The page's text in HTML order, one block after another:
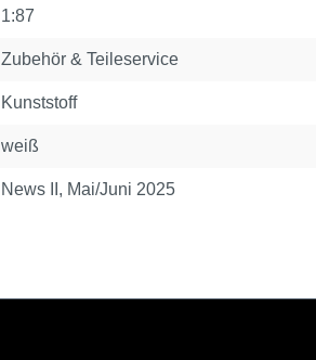
1:87
Zubehör & Teileservice
Kunststoff
weiß
News II, Mai/Juni 2025